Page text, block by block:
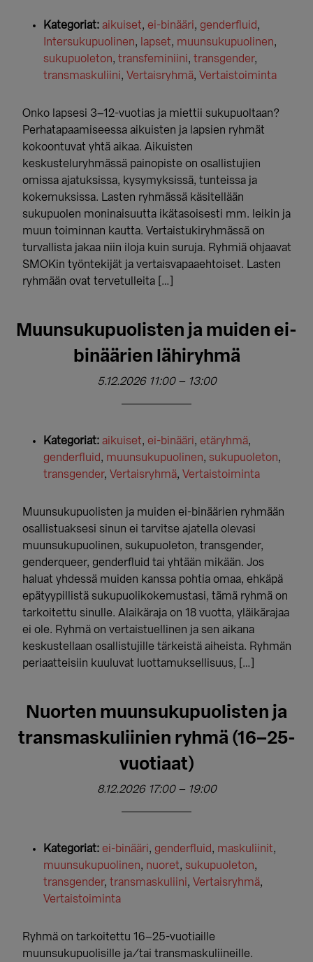
Kategoriat: aikuiset,ei-binääri, genderfluid,
Intersukupuolinen, lapset, muunsukupuolinen,
sukupuoleton,transfeminiini,transgender,
transmaskuliini,Vertaisryhmä,Vertaistoiminta
Onko lapsesi 3–12-vuotias ja miettii sukupuoltaan?
Perhatapaamiseessa aikuisten ja lapsien ryhmät
kokoontuvat yhtä aikaa. Aikuisten
keskusteluryhmässä painopiste on osallistujien
omissa ajatuksissa, kysymyksissä, tunteissa ja
kokemuksissa. Lasten ryhmässä käsitellään
sukupuolen moninaisuutta ikätasoisesti mm. leikin ja
muun toiminnan kautta. Vertaistukiryhmässä on
turvallista jakaa niin iloja kuin suruja. Ryhmiä ohjaavat
SMOKin työntekijät ja vertaisvapaaehtoiset. Lasten
ryhmään ovat tervetulleita […]
Muunsukupuolisten ja muiden ei-
binäärien lähiryhmä
5.12.2026 11:00– 13:00
Kategoriat: aikuiset,ei-binääri,etäryhmä,
genderfluid, muunsukupuolinen, sukupuoleton,
transgender,Vertaisryhmä,Vertaistoiminta
Muunsukupuolisten ja muiden ei-binäärien ryhmään
osallistuaksesi sinun ei tarvitse ajatella olevasi
muunsukupuolinen, sukupuoleton, transgender,
genderqueer, genderfluid tai yhtään mikään. Jos
haluat yhdessä muiden kanssa pohtia omaa, ehkäpä
epätyypillistä sukupuolikokemustasi, tämä ryhmä on
tarkoitettu sinulle. Alaikäraja on 18 vuotta, yläikärajaa
ei ole. Ryhmä on vertaistuellinen ja sen aikana
keskustellaan osallistujille tärkeistä aiheista. Ryhmän
periaatteisiin kuuluvat luottamuksellisuus, […]
Nuorten muunsukupuolisten ja
transmaskuliinien ryhmä (16–25-
vuotiaat)
8.12.2026 17:00– 19:00
Kategoriat: ei-binääri, genderfluid, maskuliinit,
muunsukupuolinen, nuoret, sukupuoleton,
transgender,transmaskuliini,Vertaisryhmä,
Vertaistoiminta
Ryhmä on tarkoitettu 16–25-vuotiaille
muunsukupuolisille ja/tai transmaskuliineille.